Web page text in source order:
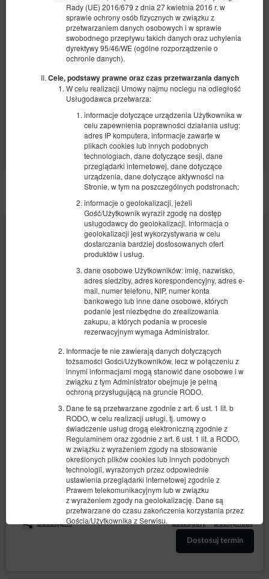
Rady (UE) 2016/679 z dnia 27 kwietnia 2016 r. w
sprawie ochrony osób fizycznych w związku z
przetwarzaniem danych osobowych i w sprawie
swobodnego przepływu takich danych oraz uchylenia
dyrektywy 95/46/WE (ogólne rozporządzenie o
ochronie danych).
Cele, podstawy prawne oraz czas przetwarzania danych
W celu realizacji Umowy najmu noclegu na odległość
Usługodawca przetwarza:
informacje dotyczące urządzenia Użytkownika w
celu zapewnienia poprawności działania usług:
adres IP komputera, informacje zawarte w
plikach cookies lub innych podobnych
technologiach, dane dotyczące sesji, dane
przeglądarki internetowej, dane dotyczące
urządzenia, dane dotyczące aktywności na
Stronie, w tym na poszczególnych podstronach;
informacje o geolokalizacji, jeżeli
Gość/Użytkownik wyraził zgodę na dostęp
usługodawcy do geolokalizacji. Informacja o
geolokalizacji jest wykorzystywana w celu
dostarczania bardziej dostosowanych ofert
produktów i usług.
dane osobowe Użytkowników: imię, nazwisko,
adres siedziby, adres korespondencyjny, adres e-
mail, numer telefonu, NIP, numer konta
bankowego lub inne dane osobowe, których
podanie jest niezbędne do zrealizowania
zakupu, a których podania w procesie
rezerwacyjnym wymaga Administrator.
Informacje te nie zawierają danych dotyczących
tożsamości Gości/Użytkowników, lecz w połączeniu z
innymi informacjami mogą stanowić dane osobowe i w
związku z tym Administrator obejmuje je pełną
ochroną przysługującą na gruncie RODO.
Dane te są przetwarzane zgodnie z art. 6 ust. 1 lit. b
RODO, w celu realizacji usługi, tj. umowy o
świadczenie usług drogą elektroniczną zgodnie z
Regulaminem oraz zgodnie z art. 6 ust. 1 lit. a RODO,
w związku z wyrażeniem zgody na stosowanie
określonych plików cookies lub innych podobnych
technologii, wyrażonych przez odpowiednie
ustawienia przeglądarki internetowej zgodnie z
Prawem telekomunikacyjnym lub w związku
z wyrażeniem zgody na geolokalizację. Dane są
przetwarzane do czasu zakończenia korzystania przez
Gościa/Użytkownika z Serwisu.
Administrator zobowiązuje się podjąć wszelkie środki
wymagane na mocy art. 32 RODO, tj, uwzględniając
1 470,00 zł
2 osoby / 3 noce
Udostępnij Szczegóły Dostępność
Wymagana minimalna długość rezerwacji to 3 doby
Początek rezerwacji wymagany w poniedziałek, wtorek, Środa, czwartek,
piątek, Sobota
1 470,00 PLN
Wybierz
POZOSTAŁE OFERTY
Rimor Kilig 5
1 470,00 zł
Proponowany inny termin(obiekt niedostępny w wybranym terminie):
10.09.2026 - 13.09.2026 (3 noce)
Udostępnij Szczegóły Dostępność
Dostosuj termin